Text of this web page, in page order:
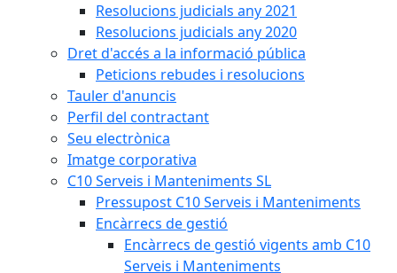
Resolucions judicials any 2021
Resolucions judicials any 2020
Dret d'accés a la informació pública
Peticions rebudes i resolucions
Tauler d'anuncis
Perfil del contractant
Seu electrònica
Imatge corporativa
C10 Serveis i Manteniments SL
Pressupost C10 Serveis i Manteniments
Encàrrecs de gestió
Encàrrecs de gestió vigents amb C10
Serveis i Manteniments